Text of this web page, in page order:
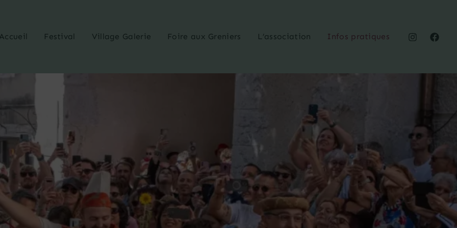
Accueil Festival Village Galerie Foire aux Greniers L’association Infos pratiques